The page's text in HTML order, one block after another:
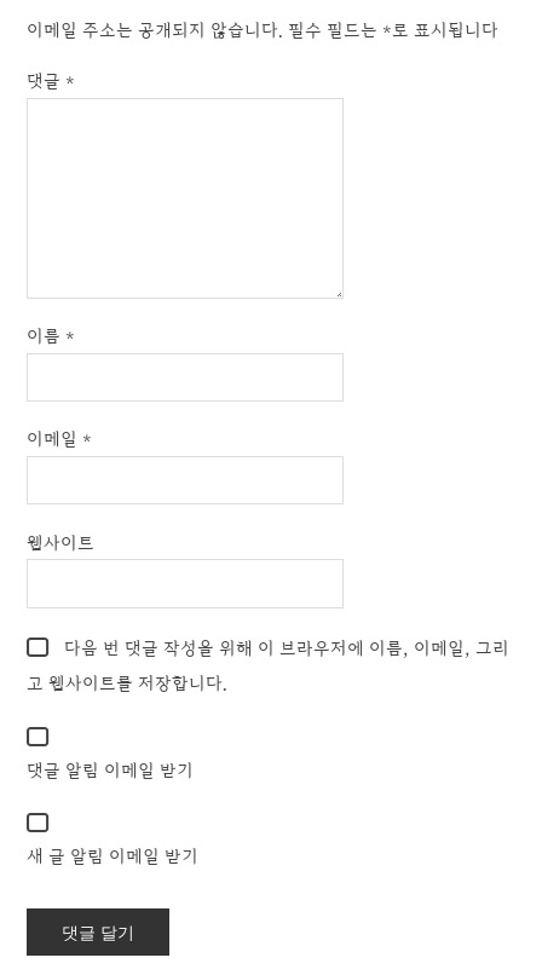
이메일 주소는 공개되지 않습니다. 필수 필드는 *로 표시됩니다
댓글 *
이름 *
이메일 *
웹사이트
다음 번 댓글 작성을 위해 이 브라우저에 이름, 이메일, 그리
고 웹사이트를 저장합니다.
댓글 알림 이메일 받기
새 글 알림 이메일 받기